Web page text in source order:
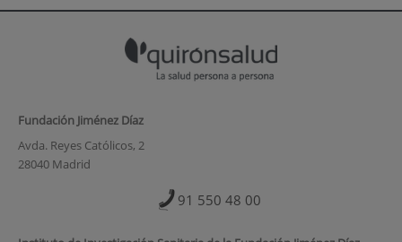
Fundación Jiménez Díaz
Avda. Reyes Católicos, 2
28040 Madrid
91 550 48 00